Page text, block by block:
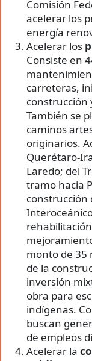
Comisión
acelerar los
energía
Acelerar los
Consiste en
carreteras,
construcción
También se
caminos
originarios.
Querétaro-
Laredo; del
tramo hacia
construcción
monto de 35
de la
inversión
obra para
indígenas.
buscan
de empleos
Acelerar la